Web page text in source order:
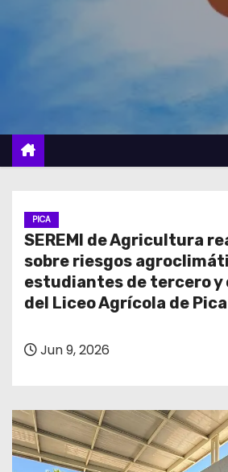
PICA
SEREMI de Agricultura
sobre riesgos
estudiantes de tercero y
del Liceo Agrícola de Pica
Jun 9, 2026